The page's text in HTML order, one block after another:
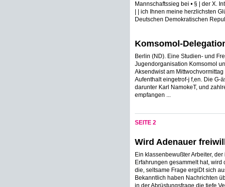
Mannschaftssieg bei • § | der X.
| | ich Ihnen meine herzlichsten
Deutschen Demokratischen
Komsomol-
Berlin (ND). Eine Studien- und
Jugendorganisation Komsomol
Aksendwist am
Aufenthalt eingetrof-j f,en. Die G-
darunter Karl NamokeT, und
empfangen ...
SEITE 2
Wird Adenauer
Ein klassenbewußter Arbeiter,
Erfahrungen gesammelt hat,
die, seltsame Frage ergiDt sich
Bekanntlich haben Nachrichten
in der Abrüstungsfrage die tiefe